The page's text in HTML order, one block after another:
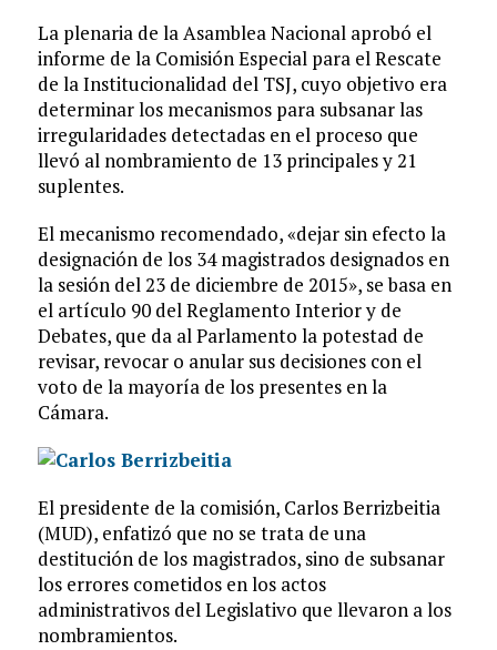
La plenaria de la Asamblea Nacional aprobó el
informe de la Comisión Especial para el Rescate
de la Institucionalidad del TSJ, cuyo objetivo era
determinar los mecanismos para subsanar las
irregularidades detectadas en el proceso que
llevó al nombramiento de 13 principales y 21
suplentes.
El mecanismo recomendado, «dejar sin efecto la
designación de los 34 magistrados designados en
la sesión del 23 de diciembre de 2015», se basa en
el artículo 90 del Reglamento Interior y de
Debates, que da al Parlamento la potestad de
revisar, revocar o anular sus decisiones con el
voto de la mayoría de los presentes en la
Cámara.
El presidente de la comisión, Carlos Berrizbeitia
(MUD), enfatizó que no se trata de una
destitución de los magistrados, sino de subsanar
los errores cometidos en los actos
administrativos del Legislativo que llevaron a los
nombramientos.